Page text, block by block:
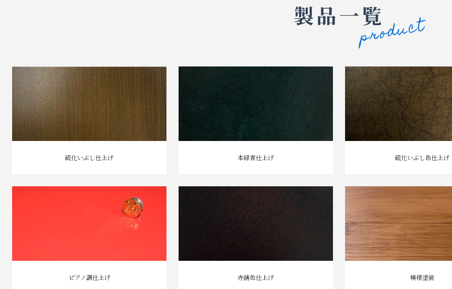
製品一覧
硫化いぶし仕上げ 本緑青仕上げ 硫化いぶし色仕上げ
ピアノ調仕上げ 赤錆色仕上げ 模様塗装